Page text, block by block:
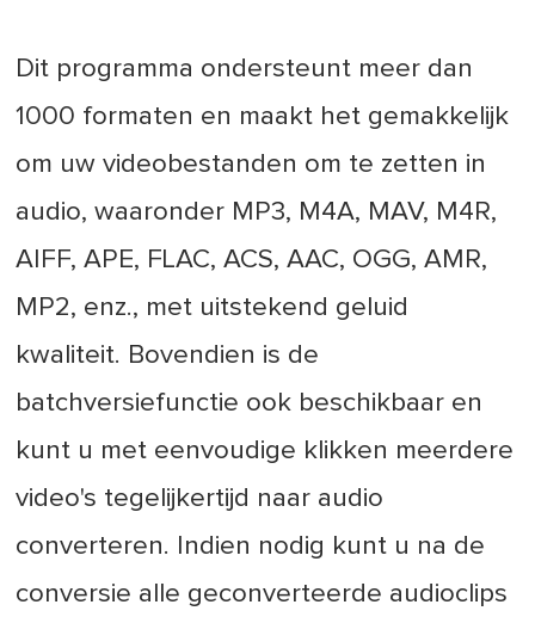
Dit programma ondersteunt meer dan
1000 formaten en maakt het gemakkelijk
om uw videobestanden om te zetten in
audio, waaronder MP3, M4A, MAV, M4R,
AIFF, APE, FLAC, ACS, AAC, OGG, AMR,
MP2, enz., met uitstekend geluid
kwaliteit. Bovendien is de
batchversiefunctie ook beschikbaar en
kunt u met eenvoudige klikken meerdere
video's tegelijkertijd naar audio
converteren. Indien nodig kunt u na de
conversie alle geconverteerde audioclips